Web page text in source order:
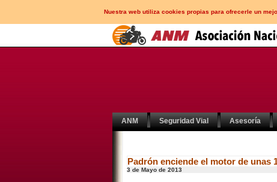
Nuestra web utiliza cookies propias para ofrecerle un
ANM Seguridad Vial Asesoría
Padrón enciende el motor de unas
3 de Mayo de 2013